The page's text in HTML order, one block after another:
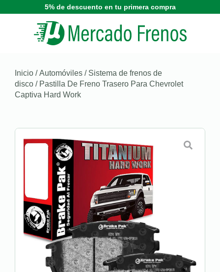
5% de descuento en tu primera compra
Inicio /Automóviles / Sistema de frenos de
disco / Pastilla De Freno Trasero Para Chevrolet
Captiva Hard Work